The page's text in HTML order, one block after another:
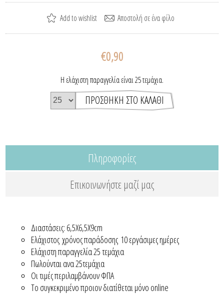
€0,90
Η ελάχιστη παραγγελία είναι 25 τεμάχια.
Πληροφορίες
Επικοινωνήστε μαζί μας
Διαστάσεις: 6,5Χ6,5Χ9cm
Ελάχιστος χρόνος παράδοσης 10 εργάσιμες ημέρες
Ελάχιστη παραγγελία 25 τεμάχια
Πωλούνται ανα 25τεμάχια
Οι τιμές περιλαμβάνουν ΦΠΑ
Το συγκεκριμένο προιον διατίθεται μόνο online